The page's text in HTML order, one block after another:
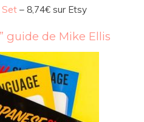
Set – 8,74€ sur Etsy
guide de Mike Ellis